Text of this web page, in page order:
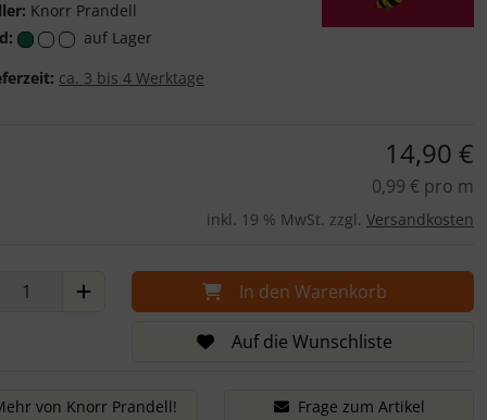
Knorr Prandell
auf Lager
ca. 3 bis 4 Werktage
14,90 €
0,99 € pro m
inkl. 19 % MwSt. zzgl. Versandkosten
In den Warenkorb
Auf die Wunschliste
von Knorr Prandell! Frage zum Artikel